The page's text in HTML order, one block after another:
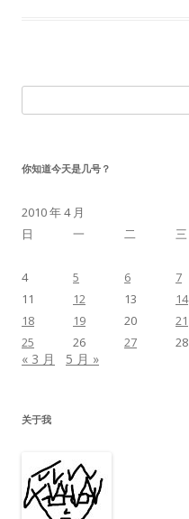
索：
你知道今天是几号？
2010 年 4 月
日
一 二 三
4
5 6 7
11
12 13 14
18
19 20 21
25
26 27 28
« 3 月 5 月 »
关于我